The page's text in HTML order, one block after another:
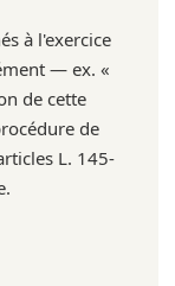
à l'exercice
— ex. «
de cette
de
L. 145-